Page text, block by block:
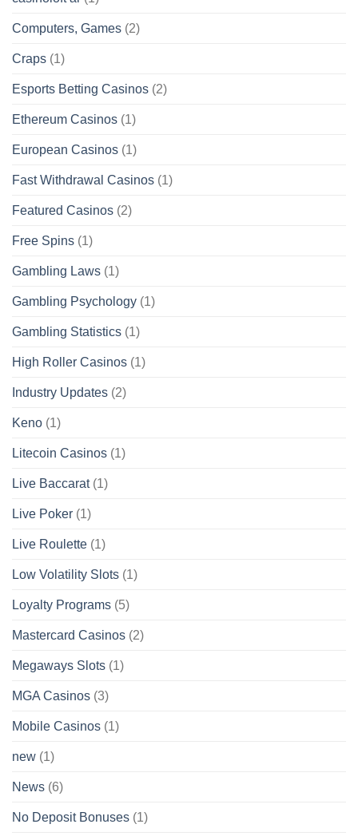
Computers, Games (2)
Craps (1)
Esports Betting Casinos (2)
Ethereum Casinos (1)
European Casinos (1)
Fast Withdrawal Casinos (1)
Featured Casinos (2)
Free Spins (1)
Gambling Laws (1)
Gambling Psychology (1)
Gambling Statistics (1)
High Roller Casinos (1)
Industry Updates (2)
Keno (1)
Litecoin Casinos (1)
Live Baccarat(1)
Live Poker (1)
Live Roulette (1)
Low Volatility Slots (1)
Loyalty Programs (5)
Mastercard Casinos (2)
Megaways Slots (1)
MGA Casinos (3)
Mobile Casinos (1)
new (1)
News (6)
No Deposit Bonuses (1)